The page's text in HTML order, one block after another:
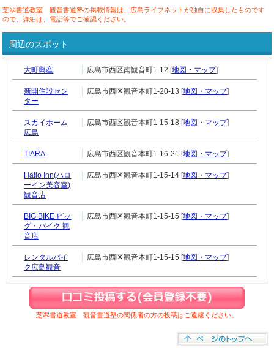
芝翆書道教室 観音書道塾の掲載情報は、広島ライフネットが独自に収集したものです
ので、詳細は、電話等でご確認ください。
周辺のスポット
大町興産 広島市西区南観音町1-12 [地図・マップ]
新開住設セン
ター
広島市西区観音本町1-20-13 [地図・マップ]
スカイホーム
広島
広島市西区観音本町1-15-18 [地図・マップ]
TIARA 広島市西区観音本町1-16-21 [地図・マップ]
Hallo Inn(ハロ
ーイン美容室)
観音店
広島市西区観音本町1-15-14 [地図・マップ]
BIG BIKE ビッ
グ・バイク 観
音店
広島市西区観音本町1-15-15 [地図・マップ]
レンタルバイ
ク広島観音
広島市西区観音本町1-15-15 [地図・マップ]
芝翆書道教室 観音書道塾の関係者の方の投稿はご遠慮ください。